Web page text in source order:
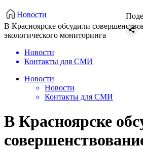
Новости
В Красноярске обсудили
экологического мониторинга
Новости
Контакты для СМИ
Новости
Новости
Контакты для СМИ
В Красноярске